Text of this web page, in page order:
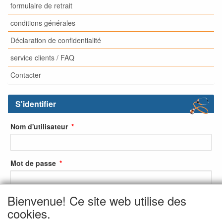
formulaire de retrait
conditions générales
Déclaration de confidentialité
service clients / FAQ
Contacter
S'identifier
Nom d'utilisateur
Mot de passe
S'identifier
Bienvenue! Ce site web utilise des
cookies.